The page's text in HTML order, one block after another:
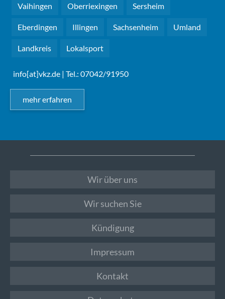
Vaihingen Oberriexingen Sersheim
Eberdingen Illingen Sachsenheim Umland
Landkreis Lokalsport
info[at]vkz.de | Tel.: 07042/91950
mehr erfahren
Wir über uns
Wir suchen Sie
Kündigung
Impressum
Kontakt